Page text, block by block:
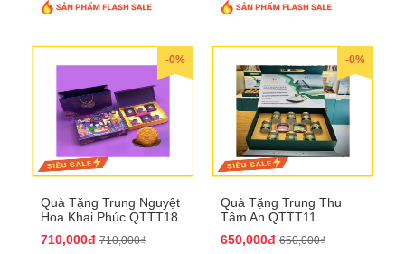
-0%
Quà Tặng Trung Nguyệt
Hoa Khai Phúc QTTT18
710,000đ 710,000₫
-0%
Quà Tặng Trung Thu
Tâm An QTTT11
650,000đ 650,000₫